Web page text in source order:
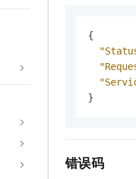
{
}
错误码